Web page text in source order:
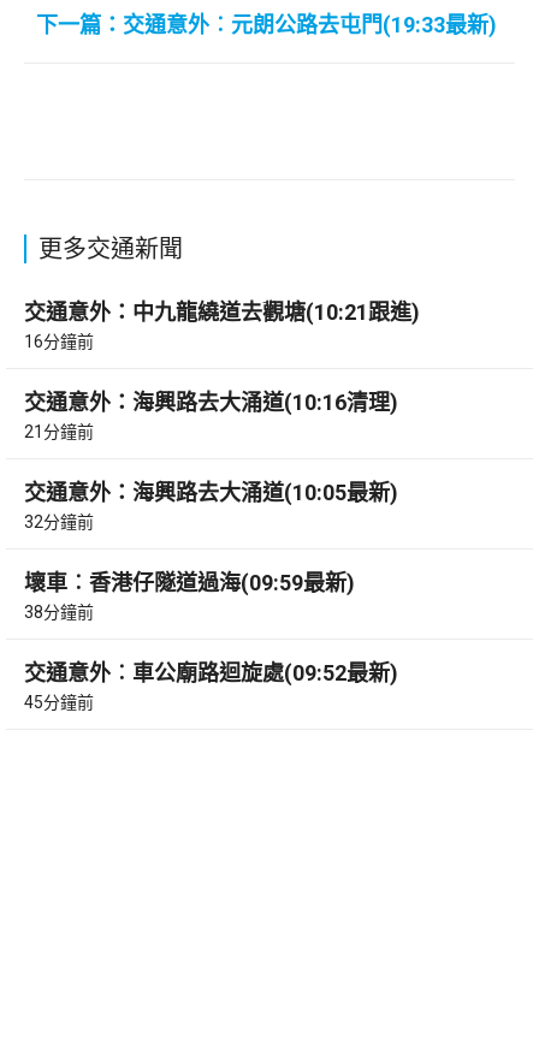
下一篇：交通意外︰元朗公路去屯門(19:33最新)
更多交通新聞
交通意外：中九龍繞道去觀塘(10:21跟進)
16分鐘前
交通意外：海興路去大涌道(10:16清理)
21分鐘前
交通意外：海興路去大涌道(10:05最新)
32分鐘前
壞車︰香港仔隧道過海(09:59最新)
38分鐘前
交通意外︰車公廟路迴旋處(09:52最新)
45分鐘前